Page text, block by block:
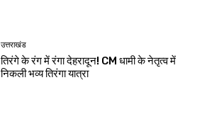
उत्तराखंड
तिरंगे के रंग में रंगा देहरादून! CM धामी के नेतृत्व में
निकली भव्य तिरंगा यात्रा